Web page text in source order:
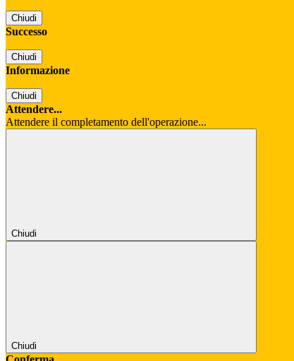
Chiudi
Successo
Chiudi
Informazione
Chiudi
Attendere...
Attendere il completamento dell'operazione...
Chiudi
Chiudi